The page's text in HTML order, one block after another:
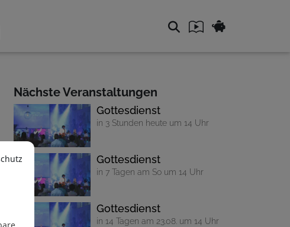
Nächste Veranstaltungen
Gottesdienst
in 3 Stunden heute um 14 Uhr
Gottesdienst
in 7 Tagen am So um 14 Uhr
Gottesdienst
in 14 Tagen am 23.08. um 14 Uhr